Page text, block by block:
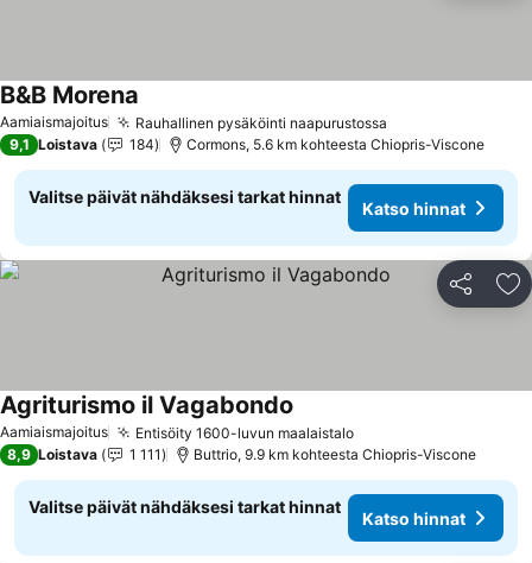
Aamiaismajoitus Rauhallinen pysäköinti naapurustossa
B&B Morena
9,1 Loistava 184 Cormons, 5.6 km kohteesta Chiopris-Viscone
Valitse päivät nähdäksesi tarkat hinnat
Katso hinnat
Jaa
Aamiaismajoitus Entisöity 1600-luvun maalaistalo
Agriturismo il Vagabondo
8,9 Loistava 1 111 Buttrio, 9.9 km kohteesta Chiopris-Viscone
Valitse päivät nähdäksesi tarkat hinnat
Katso hinnat